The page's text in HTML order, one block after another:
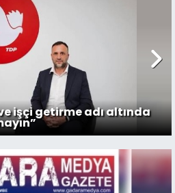
oylama: fiber optik iş birliği
toplumu, Kıbrıs Türk
statülerini yeniden
restoran, meyhane ve
yapıldı
Başkanı Güven
sert eleştiri: “Bu
işçi getirme adı altında